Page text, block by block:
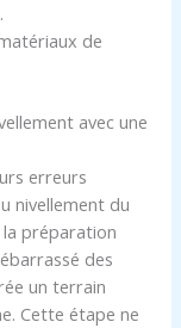
de
avec une
erreurs
nivellement du
préparation
des
un terrain
Cette étape ne